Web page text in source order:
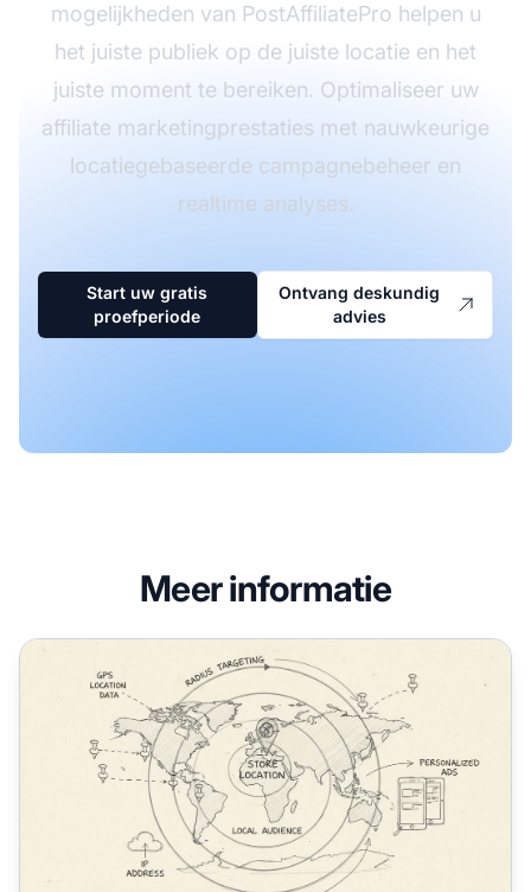
mogelijkheden van PostAffiliatePro helpen u
het juiste publiek op de juiste locatie en het
juiste moment te bereiken. Optimaliseer uw
affiliate marketingprestaties met nauwkeurige
locatiegebaseerde campagnebeheer en
realtime analyses.
Start uw gratis
proefperiode
Ontvang deskundig
advies
Meer informatie
Wat is geotargeting? Complete gids voor locatiegerichte